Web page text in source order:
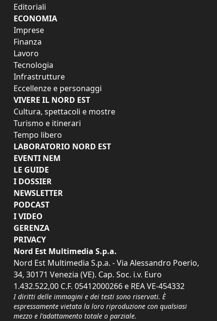
Editoriali
ECONOMIA
Imprese
Finanza
Lavoro
Tecnologia
Infrastrutture
Eccellenze e personaggi
VIVERE IL NORD EST
Cultura, spettacoli e mostre
Turismo e itinerari
Tempo libero
LABORATORIO NORD EST
EVENTI NEM
LE GUIDE
I DOSSIER
NEWSLETTER
PODCAST
I VIDEO
GERENZA
PRIVACY
Nord Est Multimedia S.p.a.
Nord Est Multimedia S.p.a. - Via Alessandro Poerio,
34, 30171 Venezia (VE). Cap. Soc. i.v. Euro
1.432.522,00 C.F. 05412000266 e REA VE-454332
I diritti delle immagini e dei testi sono riservati. È
espressamente vietata la loro riproduzione con qualsiasi
mezzo e l'adattamento totale o parziale.